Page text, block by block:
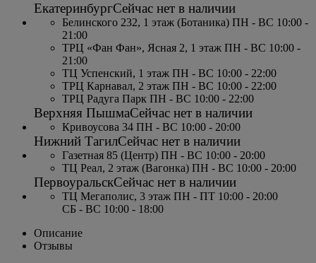
ЕкатеринбургСейчас нет в наличии
Белинского 232, 1 этаж (Ботаника) ПН - ВС 10:00 -
21:00
ТРЦ «Фан Фан», Ясная 2, 1 этаж ПН - ВС 10:00 -
21:00
ТЦ Успенский, 1 этаж ПН - ВС 10:00 - 22:00
ТРЦ Карнавал, 2 этаж ПН - ВС 10:00 - 22:00
ТРЦ Радуга Парк ПН - ВС 10:00 - 22:00
Верхняя ПышмаСейчас нет в наличии
Кривоусова 34 ПН - ВС 10:00 - 20:00
Нижний ТагилСейчас нет в наличии
Газетная 85 (Центр) ПН - ВС 10:00 - 20:00
ТЦ Реал, 2 этаж (Вагонка) ПН - ВС 10:00 - 20:00
ПервоуральскСейчас нет в наличии
ТЦ Мегаполис, 3 этаж ПН - ПТ 10:00 - 20:00
СБ - ВС 10:00 - 18:00
Описание
Отзывы